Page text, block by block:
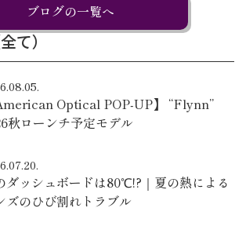
ブログの一覧へ
て）
Optical POP-UP】 “Flynn”
秋ローンチ予定モデル
ダッシュボードは80℃!?｜夏の熱による
ズのひび割れトラブル